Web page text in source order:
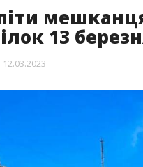
13
12.03.2023